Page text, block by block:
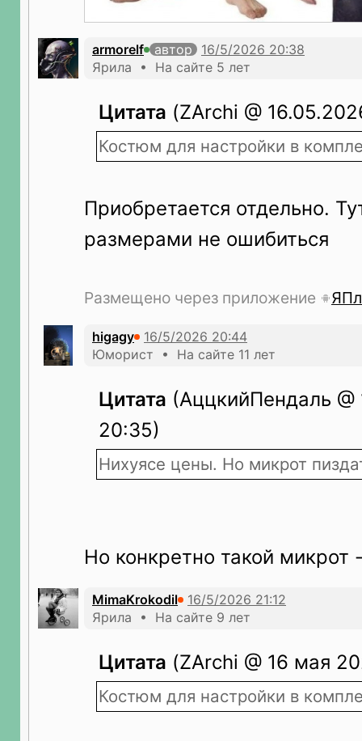
armorelf
автор
Ярила • На сайте 5 лет
Цитата (ZArchi @
Костюм для настройки в
Приобретается отдельно.
размерами не ошибиться
Размещено через приложение
higagy
Юморист • На сайте 11 лет
Цитата (АццкийПендаль
20:35)
Нихуясе цены. Но микрот
Но конкретно такой микрот
MimaKrokodil
Ярила • На сайте 9 лет
Цитата (ZArchi @ 16 мая
Костюм для настройки в